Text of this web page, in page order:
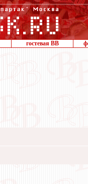
гостевая ВВ